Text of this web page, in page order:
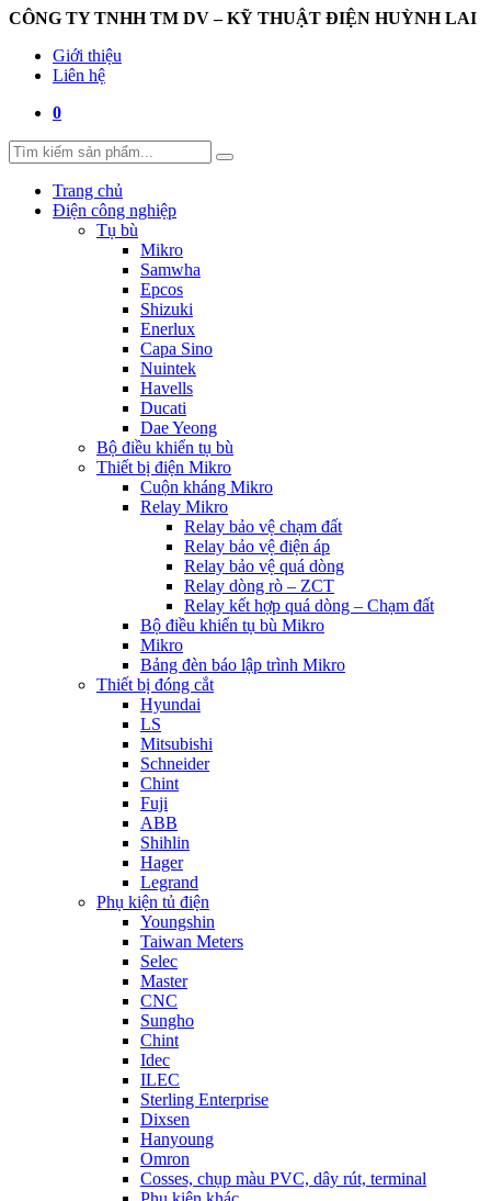
CÔNG TY TNHH TM DV – KỸ THUẬT ĐIỆN HUỲNH LAI
Giới thiệu
Liên hệ
0
Trang chủ
Điện công nghiệp
Tụ bù
Mikro
Samwha
Epcos
Shizuki
Enerlux
Capa Sino
Nuintek
Havells
Ducati
Dae Yeong
Bộ điều khiển tụ bù
Thiết bị điện Mikro
Cuộn kháng Mikro
Relay Mikro
Relay bảo vệ chạm đất
Relay bảo vệ điện áp
Relay bảo vệ quá dòng
Relay dòng rò – ZCT
Relay kết hợp quá dòng – Chạm đất
Bộ điều khiển tụ bù Mikro
Mikro
Bảng đèn báo lập trình Mikro
Thiết bị đóng cắt
Hyundai
LS
Mitsubishi
Schneider
Chint
Fuji
ABB
Shihlin
Hager
Legrand
Phụ kiện tủ điện
Youngshin
Taiwan Meters
Selec
Master
CNC
Sungho
Chint
Idec
ILEC
Sterling Enterprise
Dixsen
Hanyoung
Omron
Cosses, chụp màu PVC, dây rút, terminal